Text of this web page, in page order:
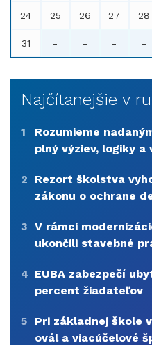
24 25 26 27 28
31 - - - -
Najčítanejšie v
1
Rozumieme
plný výziev, logiky a
2
Rezort školstva
zákonu o ochrane
3 V rámci
ukončili stavebné
4 EUBA zabezpečí
percent žiadateľov
5
Pri základnej škole
ovál a viacúčelové